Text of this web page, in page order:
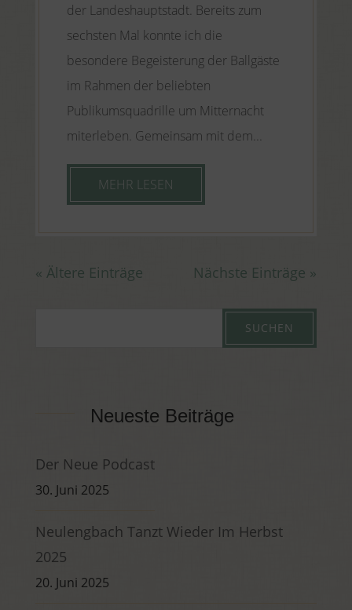
der Landeshauptstadt. Bereits zum
sechsten Mal konnte ich die
besondere Begeisterung der Ballgäste
im Rahmen der beliebten
Publikumsquadrille um Mitternacht
miterleben. Gemeinsam mit dem...
MEHR LESEN
« Ältere Einträge Nächste Einträge »
Neueste Beiträge
Der Neue Podcast
30. Juni 2025
Neulengbach Tanzt Wieder Im Herbst
2025
20. Juni 2025